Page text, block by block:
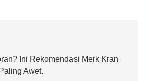
Ini Rekomendasi Merk Kran
Awet.